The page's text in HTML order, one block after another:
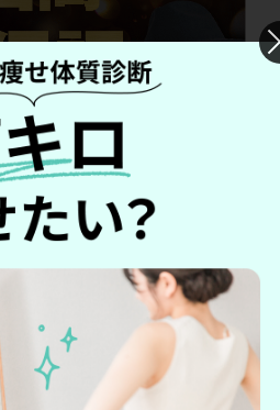
円（税込）で購入できます！しか
がない のと、
「10日間返金保
て購入できます！